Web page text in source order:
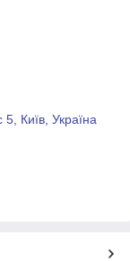
Київ, Україна